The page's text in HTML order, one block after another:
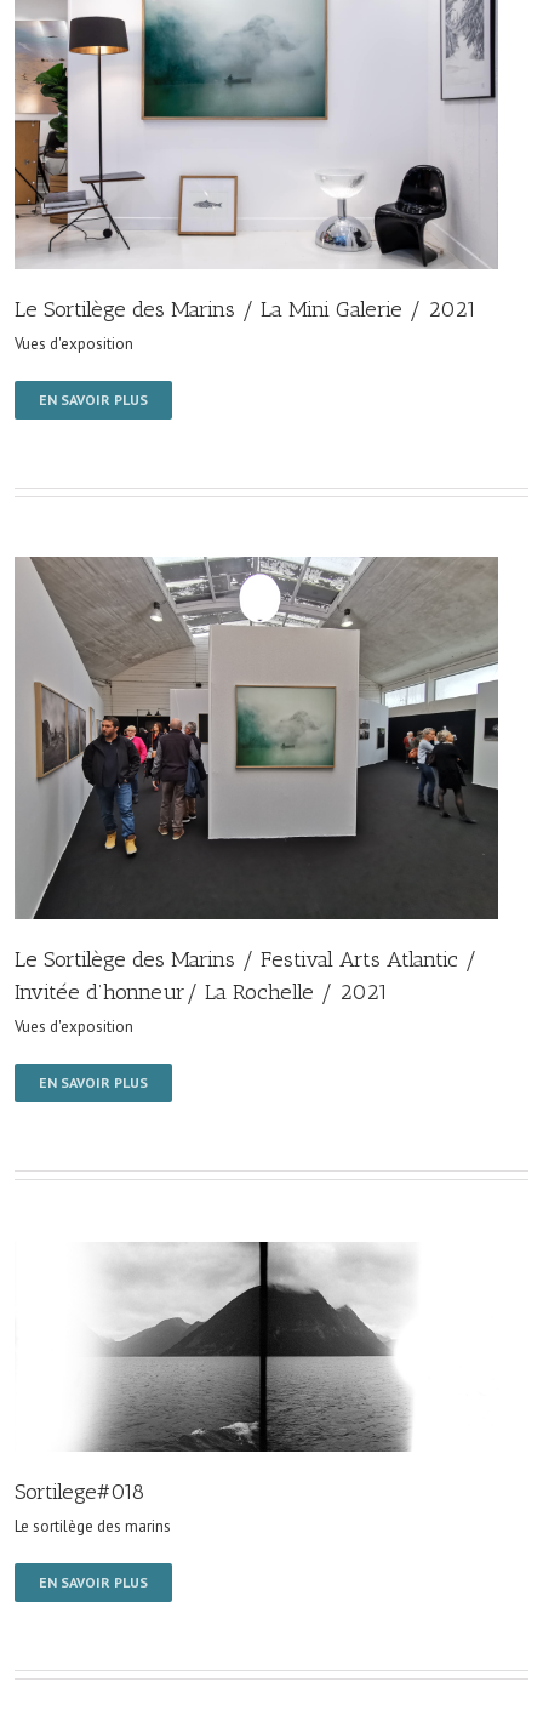
Le Sortilège des Marins / La Mini Galerie / 2021
Vues d'exposition
EN SAVOIR PLUS
Le Sortilège des Marins / Festival Arts Atlantic /
Invitée d’honneur/ La Rochelle / 2021
Vues d'exposition
EN SAVOIR PLUS
Sortilege#018
Le sortilège des marins
EN SAVOIR PLUS